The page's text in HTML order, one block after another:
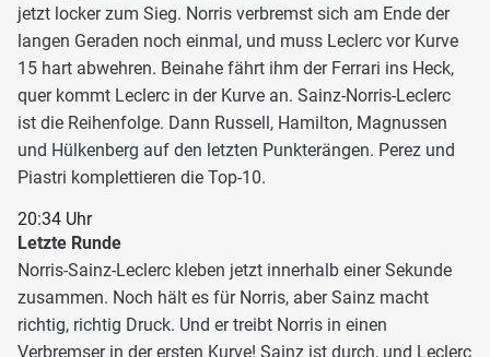
jetzt locker zum Sieg. Norris verbremst sich am Ende der
langen Geraden noch einmal, und muss Leclerc vor Kurve
15 hart abwehren. Beinahe fährt ihm der Ferrari ins Heck,
quer kommt Leclerc in der Kurve an. Sainz-Norris-Leclerc
ist die Reihenfolge. Dann Russell, Hamilton, Magnussen
und Hülkenberg auf den letzten Punkterängen. Perez und
Piastri komplettieren die Top-10.
20:34 Uhr
Letzte Runde
Norris-Sainz-Leclerc kleben jetzt innerhalb einer Sekunde
zusammen. Noch hält es für Norris, aber Sainz macht
richtig, richtig Druck. Und er treibt Norris in einen
Verbremser in der ersten Kurve! Sainz ist durch, und Leclerc